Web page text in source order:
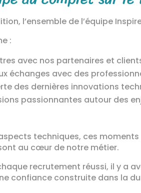
l’ensemble de l’équipe
:
avec nos partenaires et
échanges avec des
des dernières innovations
passionnantes autour des
techniques, ces
au cœur de notre métier.
recrutement réussi, il y a
confiance construite dans la